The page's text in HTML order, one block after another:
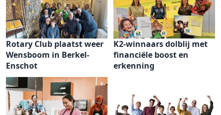
Rotary Club plaatst weer
Wensboom in Berkel-
Enschot
K2-winnaars dolblij met
financiële boost en
erkenning